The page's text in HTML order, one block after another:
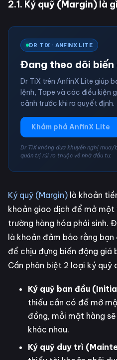
2.1. Ký quỹ (Margin) là
DR TIX · ANFINX LITE
Đang theo dõi
Dr TiX trên AnfinX Lite giúp
lệnh, Tape và các điều kiện
cảnh trước khi ra quyết định.
Khám phá AnfinX Lite
Dr TiX không đưa khuyến nghị
quản trị rủi ro thuộc về nhà đầu tư.
Ký quỹ (Margin) là khoản
khoản giao dịch để mở một
trường hàng hóa phái sinh.
là khoản đảm bảo rằng
để chịu đựng biến động giá
Cần phân biệt 2 loại ký quỹ
Ký quỹ ban đầu
thiểu cần có để mở
đồng, mỗi mặt hàng
khác nhau.
Ký quỹ duy trì